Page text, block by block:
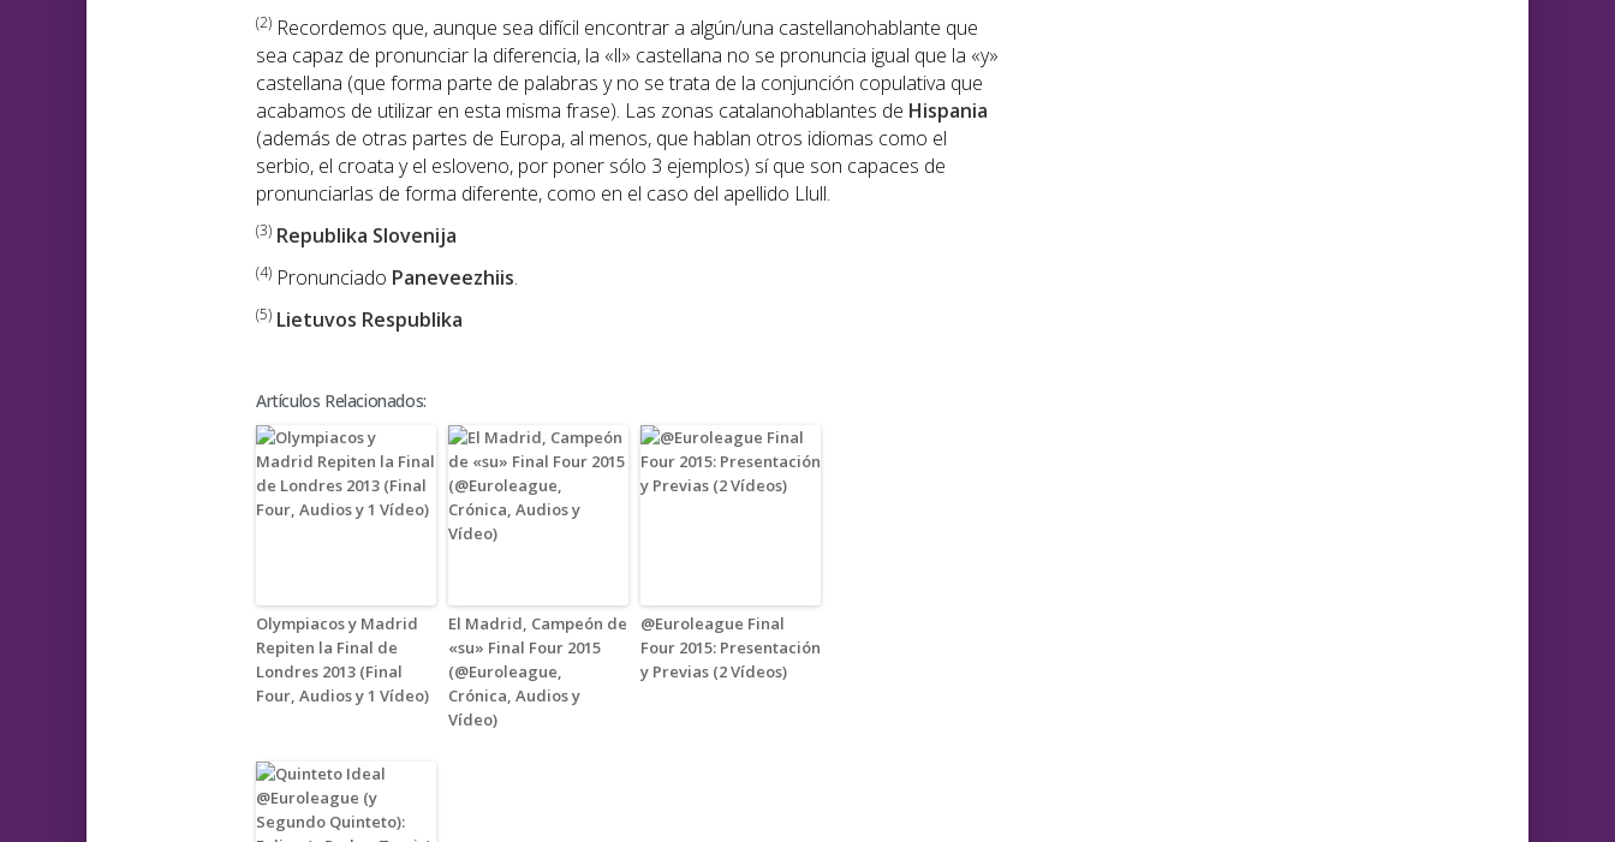
(2) Recordemos que, aunque sea difícil encontrar a algún/una castellanohablante que
sea capaz de pronunciar la diferencia, la «ll» castellana no se pronuncia igual que la «y»
castellana (que forma parte de palabras y no se trata de la conjunción copulativa que
acabamos de utilizar en esta misma frase). Las zonas catalanohablantes de Hispania
(además de otras partes de Europa, al menos, que hablan otros idiomas como el
serbio, el croata y el esloveno, por poner sólo 3 ejemplos) sí que son capaces de
pronunciarlas de forma diferente, como en el caso del apellido Llull.
(3) Republika Slovenija
(4) Pronunciado Paneveezhiis.
(5) Lietuvos Respublika
Artículos Relacionados:
Olympiacos y Madrid
Repiten la Final de
Londres 2013 (Final
Four, Audios y 1 Vídeo)
El Madrid, Campeón de
«su» Final Four 2015
(@Euroleague,
Crónica, Audios y
Vídeo)
@Euroleague Final
Four 2015: Presentación
y Previas (2 Vídeos)